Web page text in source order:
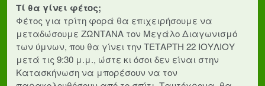
Τί θα γίνει φέτος;
Φέτος για τρίτη φορά θα επιχειρήσουμε να
μεταδώσουμε ΖΩΝΤΑΝΑ τον Μεγάλο Διαγωνισμό
των ύμνων, που θα γίνει την ΤΕΤΑΡΤΗ 22 ΙΟΥΛΙΟΥ
μετά τις 9:30 μ.μ., ώστε κι όσοι δεν είναι στην
Κατασκήνωση να μπορέσουν να τον